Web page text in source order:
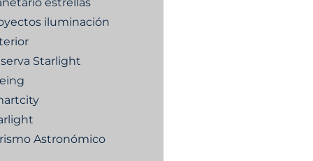
iluminación
Starlight
Astronómico